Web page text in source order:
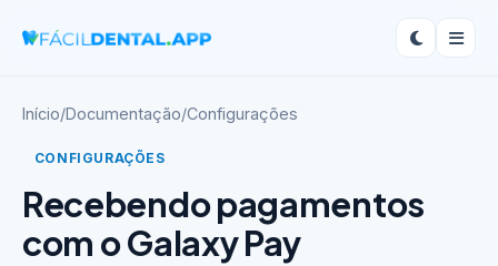
Início/Documentação/Configurações
CONFIGURAÇÕES
Recebendo pagamentos
com o Galaxy Pay